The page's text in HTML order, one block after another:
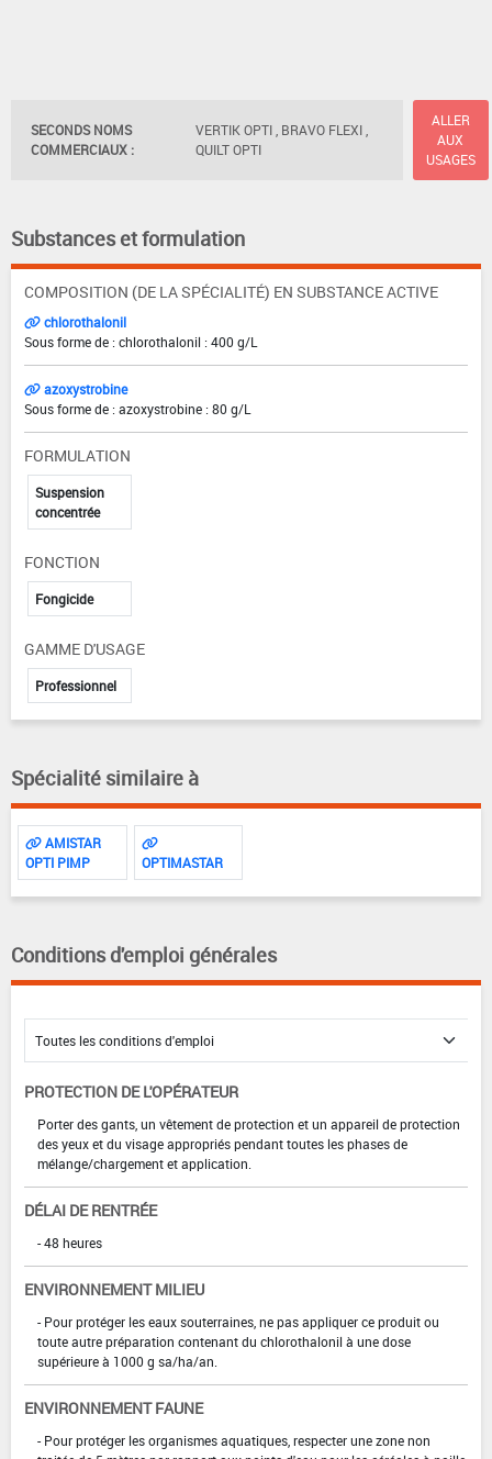
SECONDS NOMS
COMMERCIAUX :
VERTIK OPTI , BRAVO FLEXI ,
QUILT OPTI
ALLER
AUX
USAGES
Substances et formulation
COMPOSITION (DE LA SPÉCIALITÉ) EN SUBSTANCE ACTIVE
chlorothalonil
Sous forme de : chlorothalonil : 400 g/L
azoxystrobine
Sous forme de : azoxystrobine : 80 g/L
FORMULATION
Suspension
concentrée
FONCTION
Fongicide
GAMME D'USAGE
Professionnel
Spécialité similaire à
AMISTAR
OPTI PIMP
OPTIMASTAR
Conditions d'emploi générales
PROTECTION DE L'OPÉRATEUR
Porter des gants, un vêtement de protection et un appareil de protection
des yeux et du visage appropriés pendant toutes les phases de
mélange/chargement et application.
DÉLAI DE RENTRÉE
- 48 heures
ENVIRONNEMENT MILIEU
- Pour protéger les eaux souterraines, ne pas appliquer ce produit ou
toute autre préparation contenant du chlorothalonil à une dose
supérieure à 1000 g sa/ha/an.
ENVIRONNEMENT FAUNE
- Pour protéger les organismes aquatiques, respecter une zone non